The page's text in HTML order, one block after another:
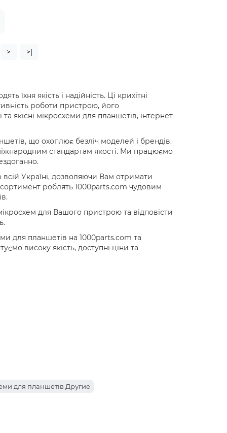
> >|
якість і надійність. Ці крихітні
роботи пристрою, його
якісні мікросхеми для планшетів, інтернет-
що охоплює безліч моделей і брендів.
стандартам якості. Ми працюємо
Україні, дозволяючи Вам отримати
роблять 1000parts.com чудовим
для Вашого пристрою та відповісти
для планшетів на 1000parts.com та
високу якість, доступні ціни та
для планшетів Другие